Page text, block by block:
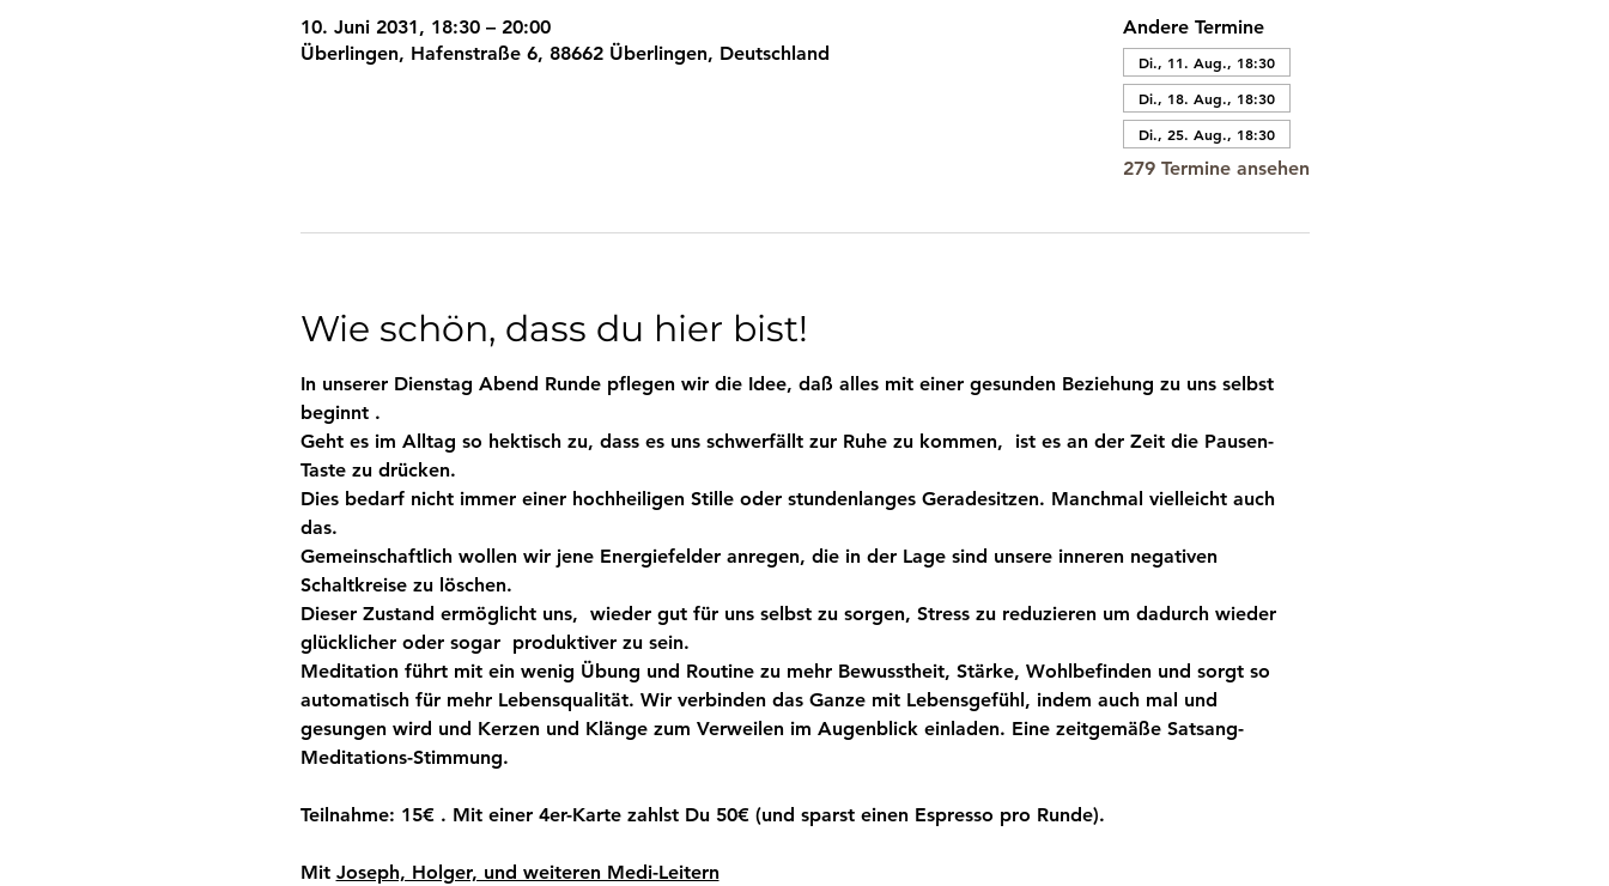
10. Juni 2031, 18:30 – 20:00
Überlingen, Hafenstraße 6, 88662 Überlingen, Deutschland
Andere Termine
Di., 11. Aug., 18:30
Di., 18. Aug., 18:30
Di., 25. Aug., 18:30
279 Termine ansehen
Wie schön, dass du hier bist!
In unserer Dienstag Abend Runde pflegen wir die Idee, daß alles mit einer gesunden Beziehung zu uns selbst
beginnt .
Geht es im Alltag so hektisch zu, dass es uns schwerfällt zur Ruhe zu kommen,  ist es an der Zeit die Pausen-
Taste zu drücken.
Dies bedarf nicht immer einer hochheiligen Stille oder stundenlanges Geradesitzen. Manchmal vielleicht auch
das.
Gemeinschaftlich wollen wir jene Energiefelder anregen, die in der Lage sind unsere inneren negativen
Schaltkreise zu löschen.
Dieser Zustand ermöglicht uns,  wieder gut für uns selbst zu sorgen, Stress zu reduzieren um dadurch wieder
glücklicher oder sogar  produktiver zu sein.
Meditation führt mit ein wenig Übung und Routine zu mehr Bewusstheit, Stärke, Wohlbefinden und sorgt so
automatisch für mehr Lebensqualität. Wir verbinden das Ganze mit Lebensgefühl, indem auch mal und
gesungen wird und Kerzen und Klänge zum Verweilen im Augenblick einladen. Eine zeitgemäße Satsang-
Meditations-Stimmung.
Teilnahme: 15€ . Mit einer 4er-Karte zahlst Du 50€ (und sparst einen Espresso pro Runde).
Mit Joseph, Holger, und weiteren Medi-Leitern